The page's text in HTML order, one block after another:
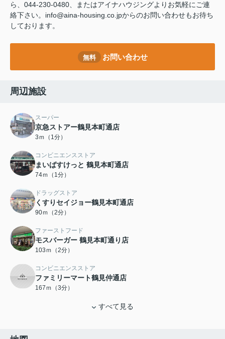
ら、044-230-0480、またはアイナハウジングよりお気軽にご連
絡下さい。info@aina-housing.co.jpからのお問い合わせもお待ち
しております。
無料 お問い合わせ
周辺施設
スーパー
京急ストアー鶴見本町通店
3ｍ（1分）
コンビニエンスストア
まいばすけっと 鶴見本町通店
74ｍ（1分）
ドラッグストア
くすりセイジョー鶴見本町通店
90ｍ（2分）
ファーストフード
モスバーガー 鶴見本町通り店
103ｍ（2分）
コンビニエンスストア
ファミリーマート鶴見仲通店
167ｍ（3分）
すべて見る